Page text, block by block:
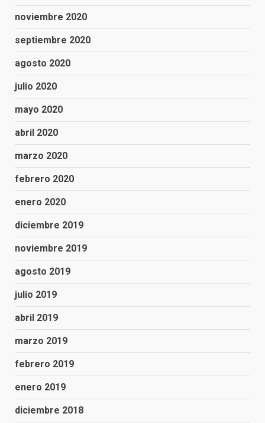
noviembre 2020
septiembre 2020
agosto 2020
julio 2020
mayo 2020
abril 2020
marzo 2020
febrero 2020
enero 2020
diciembre 2019
noviembre 2019
agosto 2019
julio 2019
abril 2019
marzo 2019
febrero 2019
enero 2019
diciembre 2018